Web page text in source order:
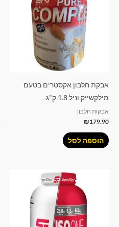
אבקת חלבון אקסטרים בטעם
מילקשייק וניל 1.8 ק"ג
אבקות חלבון
₪179.90
הוספה לסל